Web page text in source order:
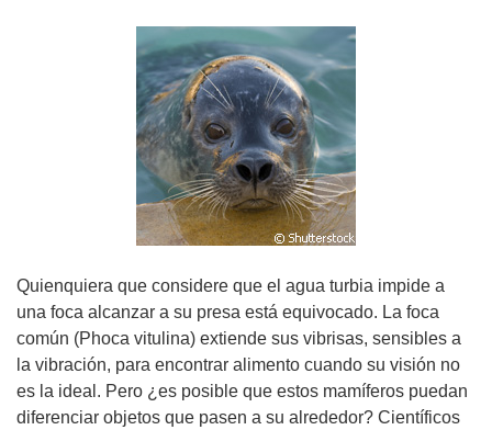
Quienquiera que considere que el agua turbia impide a
una foca alcanzar a su presa está equivocado. La foca
común (Phoca vitulina) extiende sus vibrisas, sensibles a
la vibración, para encontrar alimento cuando su visión no
es la ideal. Pero ¿es posible que estos mamíferos puedan
diferenciar objetos que pasen a su alrededor? Científicos